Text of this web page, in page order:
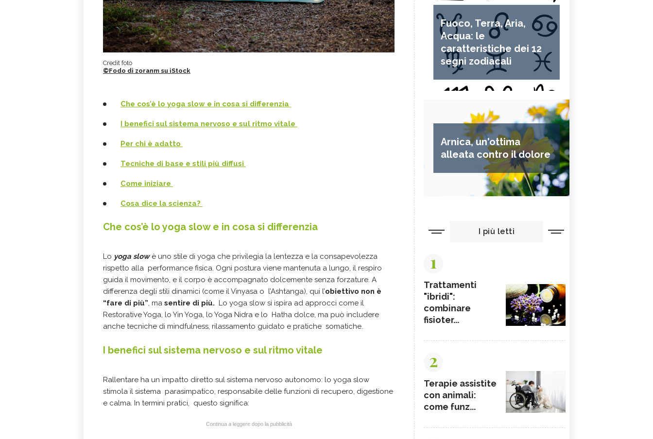
Credit foto
©Fodo di zoranm su iStock
Che cos’è lo yoga slow e in cosa si differenzia
I benefici sul sistema nervoso e sul ritmo vitale
Per chi è adatto
Tecniche di base e stili più diffusi
Come iniziare
Cosa dice la scienza?
Che cos’è lo yoga slow e in cosa si differenzia
Lo yoga slowè uno stile di yoga che privilegia la lentezza e la consapevolezza
rispetto alla performance fisica. Ogni postura viene mantenuta a lungo, il respiro
guida il movimento, e il corpo è accompagnato dolcemente senza forzature. A
differenza degli stili dinamici (come il Vinyasa o l’Ashtanga), qui l’obiettivo non è
“fare di più”, ma sentire di più. Lo yoga slow si ispira ad approcci come il
Restorative Yoga, lo Yin Yoga, lo Yoga Nidra e lo Hatha dolce, ma può includere
anche tecniche di mindfulness, rilassamento guidato e pratiche somatiche.
I benefici sul sistema nervoso e sul ritmo vitale
Rallentare ha un impatto diretto sul sistema nervoso autonomo: lo yoga slow
stimola il sistema parasimpatico, responsabile delle funzioni di recupero, digestione
e calma. In termini pratici, questo significa:
Continua a leggere dopo la pubblicità
Fuoco, Terra, Aria,
Acqua: le
caratteristiche dei 12
segni zodiacali
Arnica, un'ottima
alleata contro il dolore
I più letti
1
Trattamenti
"ibridi":
combinare
fisioter...
2
Terapie assistite
con animali:
come funz...